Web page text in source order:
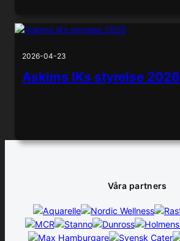
2026-04-23
Askims IKs styrelse 2026
Våra partners